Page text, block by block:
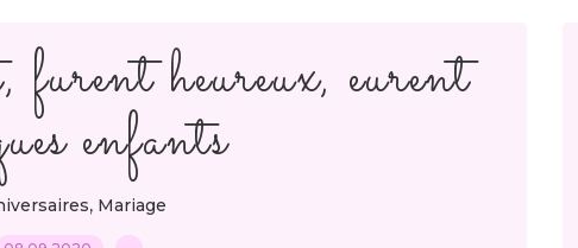
heureux, eurent
enfants
, Mariage